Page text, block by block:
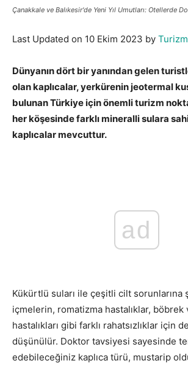
Çanakkale ve Balıkesir'de Yeni Yıl Umutları: Otellerde
Last Updated on 10 Ekim 2023 by
Dünyanın dört bir yanından gelen
olan kaplıcalar, yerkürenin jeotermal
bulunan Türkiye için önemli turizm
her köşesinde farklı mineralli sulara
kaplıcalar mevcuttur.
ad
Kükürtlü suları ile çeşitli cilt sorunlarına
içmelerin, romatizma hastalıklar, böbrek
hastalıkları gibi farklı rahatsızlıklar için
düşünülür. Doktor tavsiyesi sayesinde
edebileceğiniz kaplıca türü, mustarip